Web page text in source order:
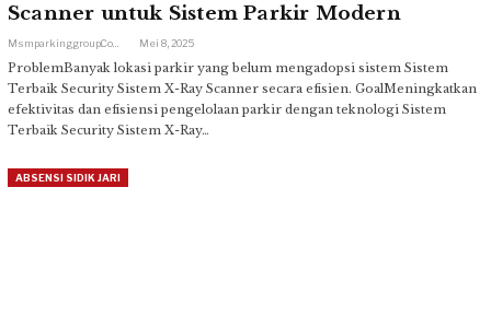
Scanner untuk Sistem Parkir Modern
Mei 8, 2025
ProblemBanyak lokasi parkir yang belum mengadopsi sistem Sistem
Terbaik Security Sistem X-Ray Scanner secara efisien. GoalMeningkatkan
efektivitas dan efisiensi pengelolaan parkir dengan teknologi Sistem
Terbaik Security Sistem X-Ray…
ABSENSI SIDIK JARI